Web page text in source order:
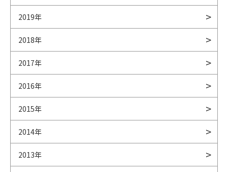
2019年
2018年
2017年
2016年
2015年
2014年
2013年